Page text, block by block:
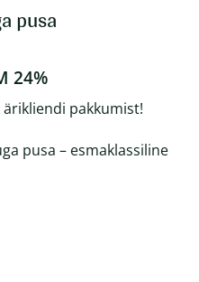
pusa
24%
pakkumist!
pusa – esmaklassiline